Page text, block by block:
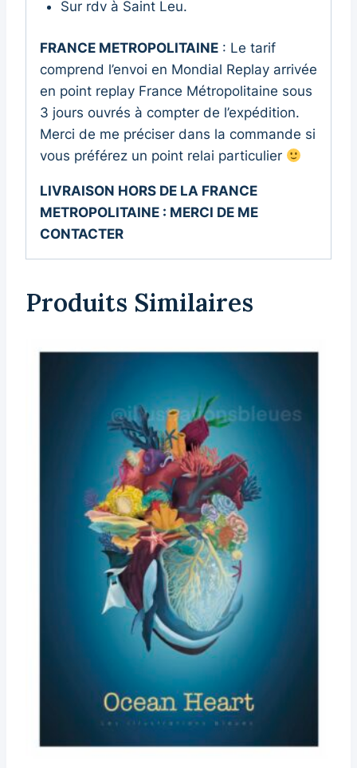
Sur rdv à Saint Leu.
FRANCE METROPOLITAINE : Le tarif
comprend l’envoi en Mondial Replay arrivée
en point replay France Métropolitaine sous
3 jours ouvrés à compter de l’expédition.
Merci de me préciser dans la commande si
vous préférez un point relai particulier
LIVRAISON HORS DE LA FRANCE
METROPOLITAINE : MERCI DE ME
CONTACTER
Produits Similaires